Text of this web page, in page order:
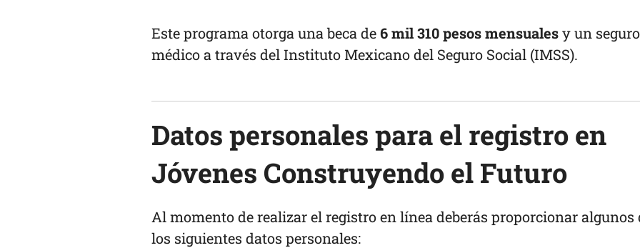
Este programa otorga una beca de6 mil 310 pesos mensualesy un seguro
médico a través del Instituto Mexicano del Seguro Social (IMSS).
Datos personales para el registro en
Jóvenes Construyendo el Futuro
Al momento de realizar el registro en línea deberás proporcionar algunos
los siguientes datos personales: